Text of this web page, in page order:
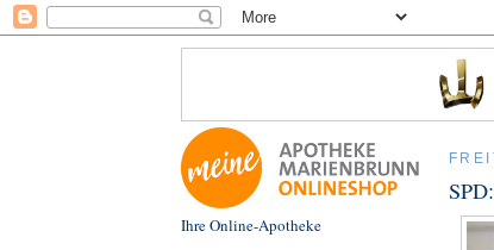
Ihre Online-Apotheke